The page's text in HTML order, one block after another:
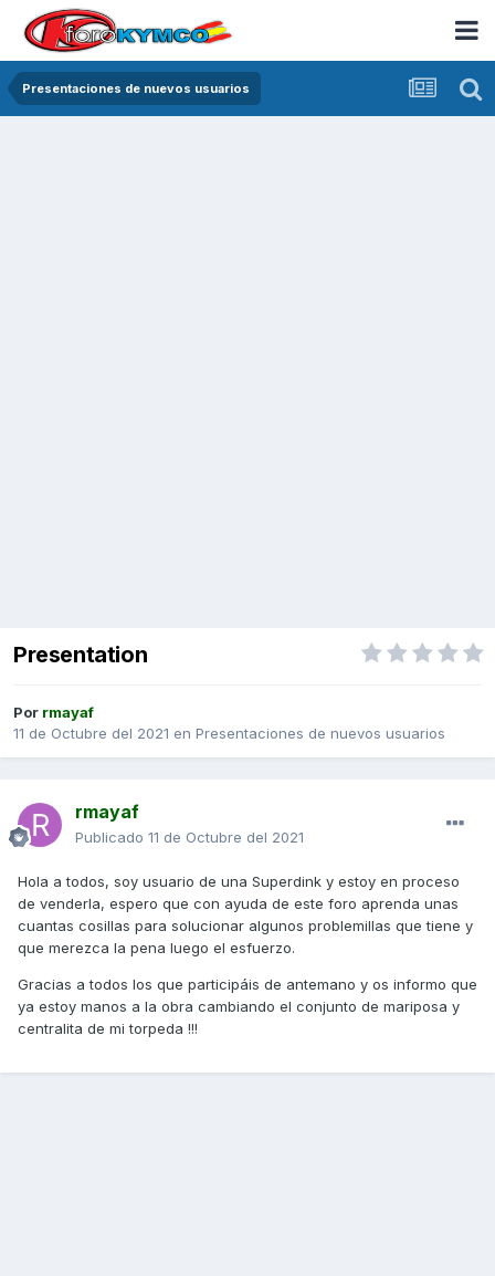
Presentaciones de nuevos usuarios
Presentation
Por rmayaf
11 de Octubre del 2021 en Presentaciones de nuevos usuarios
rmayaf
Publicado 11 de Octubre del 2021
Hola a todos, soy usuario de una Superdink y estoy en proceso
de venderla, espero que con ayuda de este foro aprenda unas
cuantas cosillas para solucionar algunos problemillas que tiene y
que merezca la pena luego el esfuerzo.
Gracias a todos los que participáis de antemano y os informo que
ya estoy manos a la obra cambiando el conjunto de mariposa y
centralita de mi torpeda !!!